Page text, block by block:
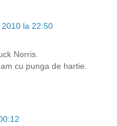
la 22:50
Norris.
cu punga de hartie.